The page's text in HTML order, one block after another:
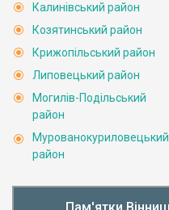
Калинівський район
Козятинський район
Крижопільський район
Липовецький район
Могилів-Подільський
район
Мурованокуриловецький
район